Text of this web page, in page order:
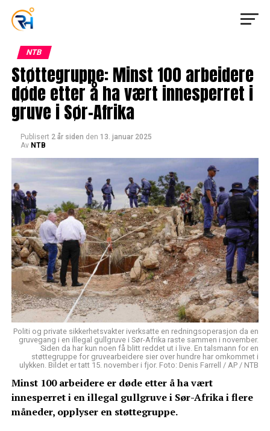
NTB
Støttegruppe: Minst 100 arbeidere
døde etter å ha vært innesperret i
gruve i Sør-Afrika
Publisert 2 år siden den 13. januar 2025
Av NTB
Politi og private sikkerhetsvakter iverksatte en redningsoperasjon da en
gruvegang i en illegal gullgruve i Sør-Afrika raste sammen i november.
Siden da har kun noen få blitt reddet ut i live. En talsmann for en
støttegruppe for gruvearbeidere sier over hundre har omkommet i
ulykken. Bildet er tatt 15. november i fjor. Foto: Denis Farrell / AP / NTB
Minst 100 arbeidere er døde etter å ha vært
innesperret i en illegal gullgruve i Sør-Afrika i flere
måneder, opplyser en støttegruppe.